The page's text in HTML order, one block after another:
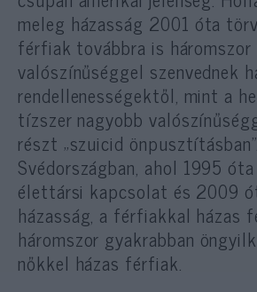
meleg házasság 2001 óta
férfiak továbbra is háromszor
valószínűséggel szenvednek
rendellenességektől, mint a
tízszer nagyobb
részt „szuicid önpusztításban”.
Svédországban, ahol 1995
élettársi kapcsolat és 2009
házasság, a férfiakkal házas
háromszor gyakrabban
nőkkel házas férfiak.